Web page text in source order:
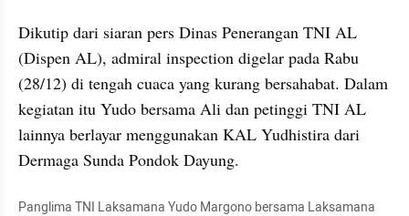
Dikutip dari siaran pers Dinas Penerangan TNI AL
(Dispen AL), admiral inspection digelar pada Rabu
(28/12) di tengah cuaca yang kurang bersahabat. Dalam
kegiatan itu Yudo bersama Ali dan petinggi TNI AL
lainnya berlayar menggunakan KAL Yudhistira dari
Dermaga Sunda Pondok Dayung.
Panglima TNI Laksamana Yudo Margono bersama Laksamana